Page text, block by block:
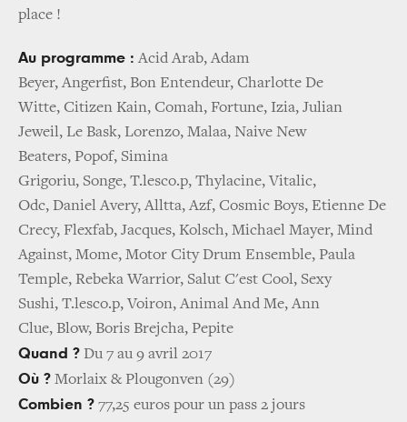
place !
Au programme : Acid Arab, Adam
Beyer, Angerfist, Bon Entendeur, Charlotte De
Witte, Citizen Kain, Comah, Fortune, Izia, Julian
Jeweil, Le Bask, Lorenzo, Malaa, Naive New
Beaters, Popof, Simina
Grigoriu, Songe, T.lesco.p, Thylacine, Vitalic,
Odc, Daniel Avery, Alltta, Azf, Cosmic Boys, Etienne De
Crecy, Flexfab, Jacques, Kolsch, Michael Mayer, Mind
Against, Mome, Motor City Drum Ensemble, Paula
Temple, Rebeka Warrior, Salut C'est Cool, Sexy
Sushi, T.lesco.p, Voiron, Animal And Me, Ann
Clue, Blow, Boris Brejcha, Pepite
Quand ? Du 7 au 9 avril 2017
Où ? Morlaix & Plougonven (29)
Combien ? 77,25 euros pour un pass 2 jours